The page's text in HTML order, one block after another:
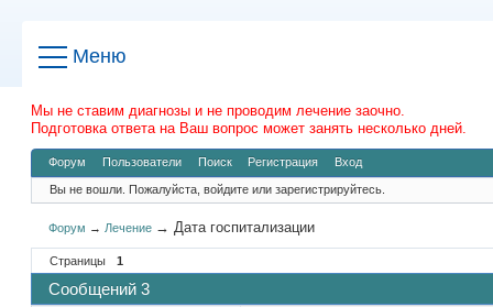
Меню
Мы не ставим диагнозы и не проводим лечение заочно.
Подготовка ответа на Ваш вопрос может занять несколько дней.
Форум Пользователи Поиск Регистрация Вход
Вы не вошли. Пожалуйста, войдите или зарегистрируйтесь.
Форум → Лечение →Дата госпитализации
Страницы 1
Сообщений 3